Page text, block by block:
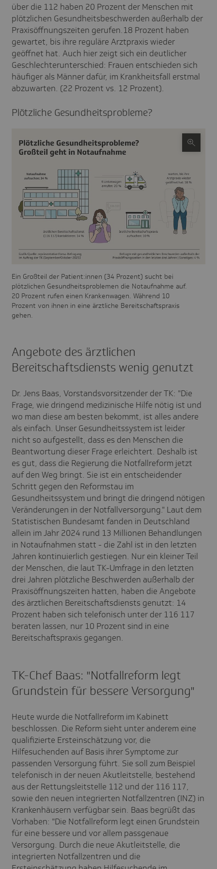
über die 112 haben 20 Prozent der Menschen mit
plötzlichen Gesundheitsbeschwerden außerhalb der
Praxisöffnungszeiten gerufen.18 Prozent haben
gewartet, bis ihre reguläre Arztpraxis wieder
geöffnet hat. Auch hier zeigt sich ein deutlicher
Geschlechterunterschied: Frauen entschieden sich
häufiger als Männer dafür, im Krankheitsfall erstmal
abzuwarten. (22 Prozent vs. 12 Prozent).
Plötz­liche Gesund­heits­pro­bleme?
Ein Großteil der Patient:innen (34 Prozent) sucht bei
plötzlichen Gesundheitsproblemen die Notaufnahme auf.
20 Prozent rufen einen Krankenwagen. Während 10
Prozent von ihnen in eine ärztliche Bereitschaftspraxis
gehen.
Angebote des ärztlichen
Bereitschaftsdiensts wenig genutzt
Dr. Jens Baas, Vorstandsvorsitzender der TK: "Die
Frage, wie dringend medizinische Hilfe nötig ist und
wo man diese am besten bekommt, ist alles andere
als einfach. Unser Gesundheitssystem ist leider
nicht so aufgestellt, dass es den Menschen die
Beantwortung dieser Frage erleichtert. Deshalb ist
es gut, dass die Regierung die Notfallreform jetzt
auf den Weg bringt. Sie ist ein entscheidender
Schritt gegen den Reformstau im
Gesundheitssystem und bringt die dringend nötigen
Veränderungen in der Notfallversorgung." Laut dem
Statistischen Bundesamt fanden in Deutschland
allein im Jahr 2024 rund 13 Millionen Behandlungen
in Notaufnahmen statt - die Zahl ist in den letzten
Jahren kontinuierlich gestiegen. Nur ein kleiner Teil
der Menschen, die laut TK-Umfrage in den letzten
drei Jahren plötzliche Beschwerden außerhalb der
Praxisöffnungszeiten hatten, haben die Angebote
des ärztlichen Bereitschaftsdiensts genutzt: 14
Prozent haben sich telefonisch unter der 116 117
beraten lassen, nur 10 Prozent sind in eine
Bereitschaftspraxis gegangen.
TK-Chef Baas: "Notfallreform legt
Grundstein für bessere Versorgung"
Heute wurde die Notfallreform im Kabinett
beschlossen. Die Reform sieht unter anderem eine
qualifizierte Ersteinschätzung vor, die
Hilfesuchenden auf Basis ihrer Symptome zur
passenden Versorgung führt. Sie soll zum Beispiel
telefonisch in der neuen Akutleitstelle, bestehend
aus der Rettungsleitstelle 112 und der 116 117,
sowie den neuen integrierten Notfallzentren (INZ) in
Krankenhäusern verfügbar sein. Baas begrüßt das
Vorhaben: "Die Notfallreform legt einen Grundstein
für eine bessere und vor allem passgenaue
Versorgung. Durch die neue Akutleitstelle, die
integrierten Notfallzentren und die